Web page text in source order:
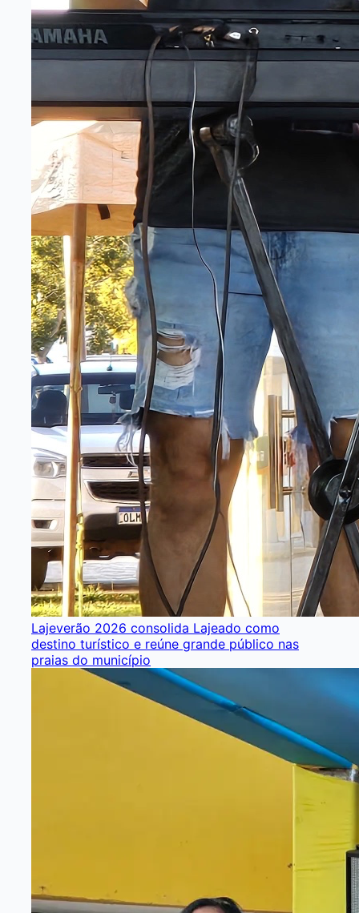
Lajeverão 2026 consolida Lajeado como
destino turístico e reúne grande público nas
praias do município